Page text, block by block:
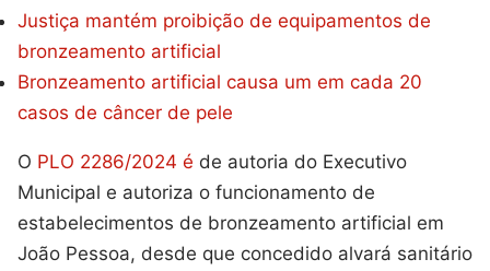
Justiça mantém proibição de equipamentos de
bronzeamento artificial
Bronzeamento artificial causa um em cada 20
casos de câncer de pele
O PLO 2286/2024 é de autoria do Executivo
Municipal e autoriza o funcionamento de
estabelecimentos de bronzeamento artificial em
João Pessoa, desde que concedido alvará sanitário